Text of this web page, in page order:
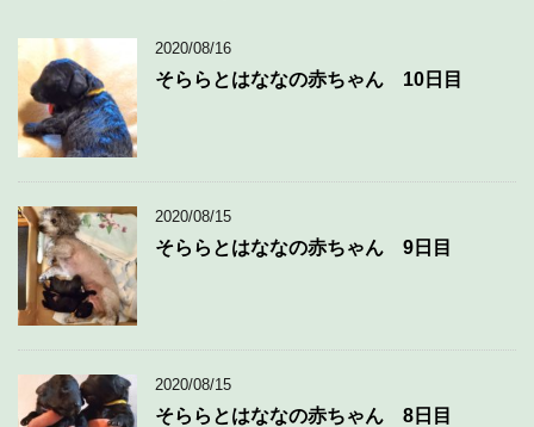
2020/08/16
そららとはななの赤ちゃん 10日目
2020/08/15
そららとはななの赤ちゃん 9日目
2020/08/15
そららとはななの赤ちゃん 8日目